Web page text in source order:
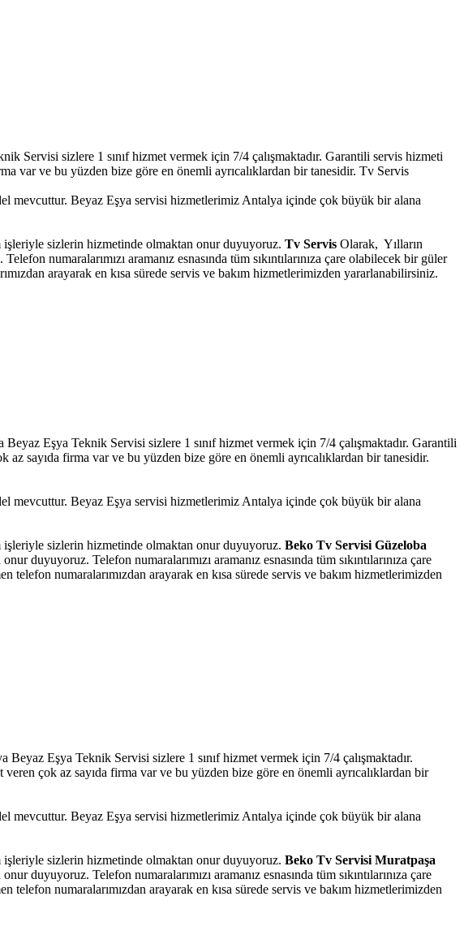
sizlere 1 sınıf hizmet vermek için 7/4 çalışmaktadır. Garantili servis hizmeti
var ve bu yüzden bize göre en önemli ayrıcalıklardan bir tanesidir. Tv Servis
mevcuttur. Beyaz Eşya servisi hizmetlerimiz Antalya içinde çok büyük bir alana
sizlerin hizmetinde olmaktan onur duyuyoruz. Tv Servis Olarak, Yılların
numaralarımızı aramanız esnasında tüm sıkıntılarınıza çare olabilecek bir güler
arayarak en kısa sürede servis ve bakım hizmetlerimizden yararlanabilirsiniz.
Eşya Teknik Servisi sizlere 1 sınıf hizmet vermek için 7/4 çalışmaktadır. Garantili
sayıda firma var ve bu yüzden bize göre en önemli ayrıcalıklardan bir tanesidir.
mevcuttur. Beyaz Eşya servisi hizmetlerimiz Antalya içinde çok büyük bir alana
sizlerin hizmetinde olmaktan onur duyuyoruz. Beko Tv Servisi Güzeloba
Telefon numaralarımızı aramanız esnasında tüm sıkıntılarınıza çare
numaralarımızdan arayarak en kısa sürede servis ve bakım hizmetlerimizden
Eşya Teknik Servisi sizlere 1 sınıf hizmet vermek için 7/4 çalışmaktadır.
çok az sayıda firma var ve bu yüzden bize göre en önemli ayrıcalıklardan bir
mevcuttur. Beyaz Eşya servisi hizmetlerimiz Antalya içinde çok büyük bir alana
sizlerin hizmetinde olmaktan onur duyuyoruz. Beko Tv Servisi Muratpaşa
Telefon numaralarımızı aramanız esnasında tüm sıkıntılarınıza çare
numaralarımızdan arayarak en kısa sürede servis ve bakım hizmetlerimizden